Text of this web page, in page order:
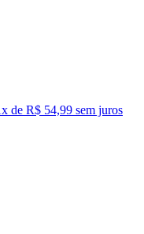
x de R$ 54,99 sem juros